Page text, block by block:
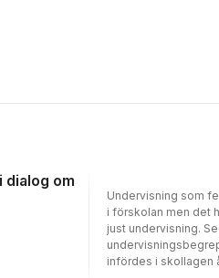
om
Undervisning som
i förskolan men det
just undervisning.
infördes i skollagen